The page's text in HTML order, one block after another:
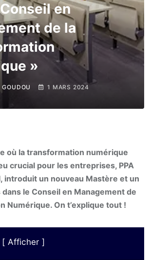
en
de la
»
1 MARS 2024
où la transformation numérique
crucial pour les entreprises, PPA
introduit un nouveau Mastère et un
le Conseil en Management de
Numérique. On t’explique tout !
Afficher